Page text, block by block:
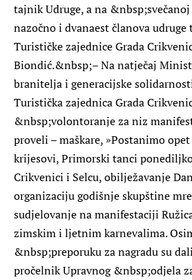
tajnik Udruge, a na
nazočno i dvanaest članova
Turističke zajednice Grada
Biondić.&nbsp;– Na natječaj
branitelja i generacijske
Turistička zajednica Grada
&nbsp;volontoranje za niz
proveli – maškare, »Postanimo
krijesovi, Primorski tanci
Crikvenici i Selcu, obilježavanje
organizaciju godišnje skupštine
sudjelovanje na manifestaciji
zimskim i ljetnim karnevalima.
&nbsp;preporuku za nagradu su
pročelnik Upravnog &nbsp;odjela